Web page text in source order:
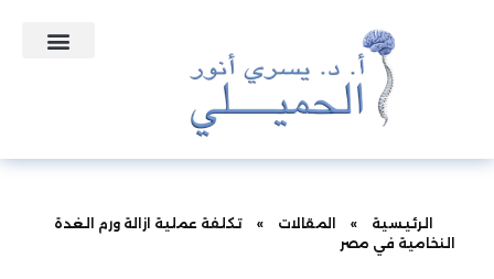
الرئيسية » المقالات »
تكلفة عملية ازالة ورم الغدة
النخامية في مصر